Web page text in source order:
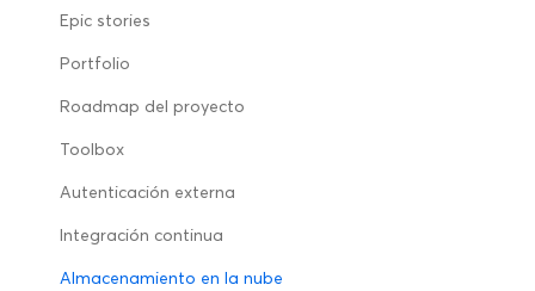
Epic stories
Portfolio
Roadmap del proyecto
Toolbox
Autenticación externa
Integración continua
Almacenamiento en la nube